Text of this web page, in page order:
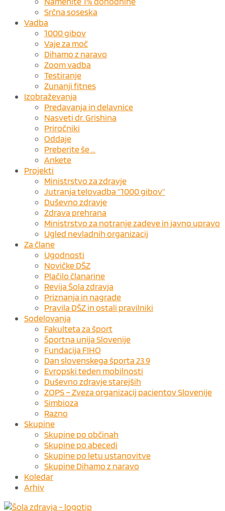
Srčna soseska
Vadba
1000 gibov
Vaje za moč
Dihamo z naravo
Zoom vadba
Testiranje
Zunanji fitnes
Izobraževanja
Predavanja in delavnice
Nasveti dr. Grishina
Priročniki
Oddaje
Preberite še …
Ankete
Projekti
Ministrstvo za zdravje
Jutranja telovadba “1000 gibov”
Duševno zdravje
Zdrava prehrana
Ministrstvo za notranje zadeve in javno upravo
Ugled nevladnih organizacij
Za člane
Ugodnosti
Novičke DŠZ
Plačilo članarine
Revija Šola zdravja
Priznanja in nagrade
Pravila DŠZ in ostali pravilniki
Sodelovanja
Fakulteta za šport
Športna unija Slovenije
Fundacija FIHO
Dan slovenskega športa 23.9
Evropski teden mobilnosti
Duševno zdravje starejših
ZOPS – Zveza organizacij pacientov Slovenije
Simbioza
Razno
Skupine
Skupine po občinah
Skupine po abecedi
Skupine po letu ustanovitve
Skupine Dihamo z naravo
Koledar
Arhiv